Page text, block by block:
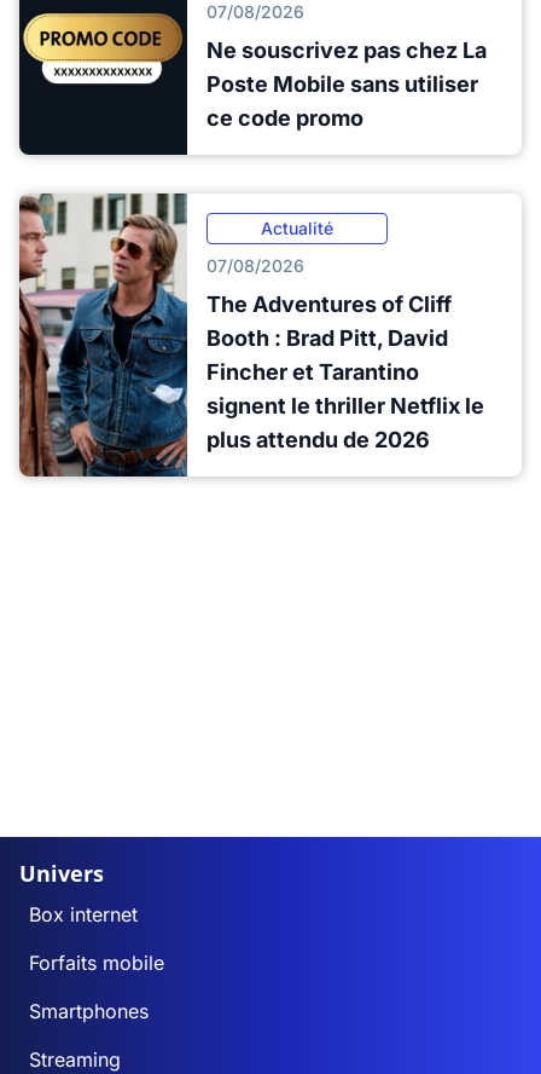
07/08/2026
Ne souscrivez pas chez La
Poste Mobile sans utiliser
ce code promo
Actualité
07/08/2026
The Adventures of Cliff
Booth : Brad Pitt, David
Fincher et Tarantino
signent le thriller Netflix le
plus attendu de 2026
Univers
Box internet
Forfaits mobile
Smartphones
Streaming